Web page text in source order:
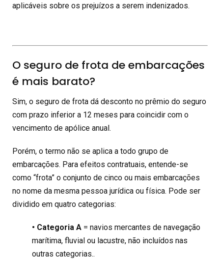
aplicáveis sobre os prejuízos a serem indenizados.
O seguro de frota de embarcações
é mais barato?
Sim, o seguro de frota dá desconto no prêmio do seguro
com prazo inferior a 12 meses para coincidir com o
vencimento de apólice anual.
Porém, o termo não se aplica a todo grupo de
embarcações. Para efeitos contratuais, entende-se
como “frota” o conjunto de cinco ou mais embarcações
no nome da mesma pessoa jurídica ou física. Pode ser
dividido em quatro categorias:
• Categoria A = navios mercantes de navegação
marítima, fluvial ou lacustre, não incluídos nas
outras categorias..